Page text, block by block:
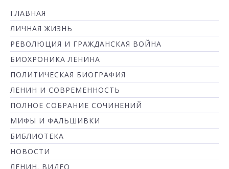
ГЛАВНАЯ
ЛИЧНАЯ ЖИЗНЬ
РЕВОЛЮЦИЯ И ГРАЖДАНСКАЯ ВОЙНА
БИОХРОНИКА ЛЕНИНА
ПОЛИТИЧЕСКАЯ БИОГРАФИЯ
ЛЕНИН И СОВРЕМЕННОСТЬ
ПОЛНОЕ СОБРАНИЕ СОЧИНЕНИЙ
МИФЫ И ФАЛЬШИВКИ
БИБЛИОТЕКА
НОВОСТИ
ЛЕНИН. ВИДЕО